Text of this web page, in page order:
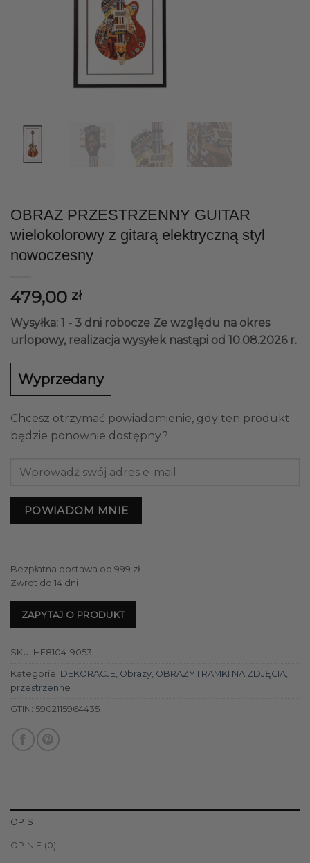
OBRAZ PRZESTRZENNY GUITAR
wielokolorowy z gitarą elektryczną styl
nowoczesny
479,00 zł
Wysyłka: 1 - 3 dni robocze Ze względu na okres
urlopowy, realizacja wysyłek nastąpi od 10.08.2026 r.
Wyprzedany
Chcesz otrzymać powiadomienie, gdy ten produkt
będzie ponownie dostępny?
POWIADOM MNIE
Bezpłatna dostawa od 999 zł
Zwrot do 14 dni
ZAPYTAJ O PRODUKT
SKU: HE8104-9053
Kategorie: DEKORACJE Obrazy OBRAZY I RAMKI NA ZDJĘCIA
przestrzenne
GTIN: 5902115964435
OPIS
OPINIE (0)